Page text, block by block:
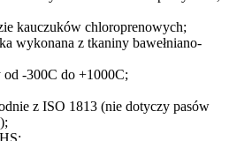
kauczuków chloroprenowych;
wykonana z tkaniny bawełniano-
od -300C do +1000C;
z ISO 1813 (nie dotyczy pasów